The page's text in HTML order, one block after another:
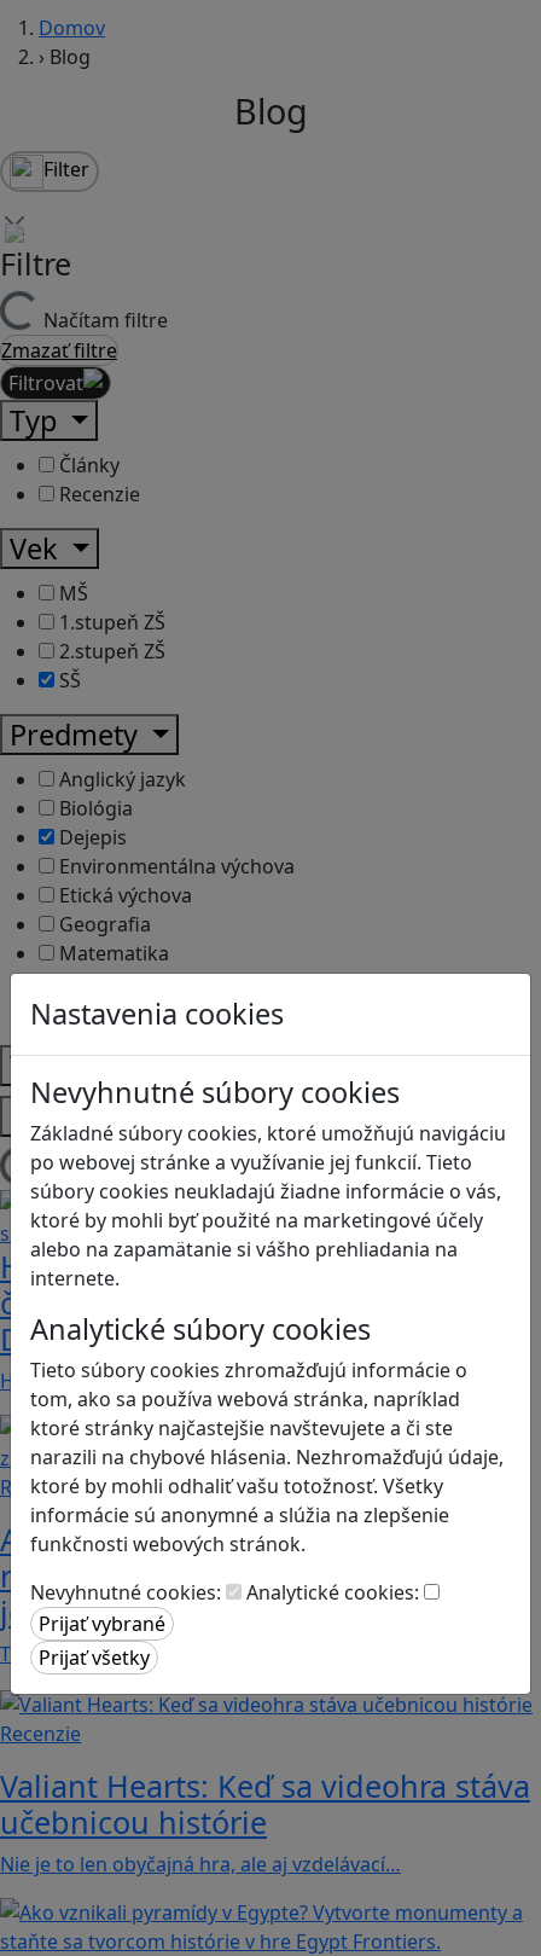
Nastavenia cookies
Nevyhnutné súbory cookies
Základné súbory cookies, ktoré umožňujú navigáciu
po webovej stránke a využívanie jej funkcií. Tieto
súbory cookies neukladajú žiadne informácie o vás,
ktoré by mohli byť použité na marketingové účely
alebo na zapamätanie si vášho prehliadania na
internete.
Analytické súbory cookies
Tieto súbory cookies zhromažďujú informácie o
tom, ako sa používa webová stránka, napríklad
ktoré stránky najčastejšie navštevujete a či ste
narazili na chybové hlásenia. Nezhromažďujú údaje,
ktoré by mohli odhaliť vašu totožnosť. Všetky
informácie sú anonymné a slúžia na zlepšenie
funkčnosti webových stránok.
Nevyhnutné cookies:
Analytické cookies:
Domov
› Blog
Blog
Filter
Filtre
Načítam filtre
Zmazať filtre
Filtrovať
Typ
Články
Recenzie
Vek
MŠ
1.stupeň ZŠ
2.stupeň ZŠ
SŠ
Predmety
Anglický jazyk
Biológia
Dejepis
Environmentálna výchova
Etická výchova
Geografia
Matematika
Občianska náuka
Vlastiveda
Témy
Platformy
Načítam blogy
Heritage Quest AR: Vráťte sa do
časov, keď Rímska ríša siahala až po
Dunaj
Heritage Quest AR je mobilná hra, ktorá ponúka…
Recenzie
Ako ovplyvnil komunistický režim
rodinné vzťahy? To zistíte v hre „Kto
je Helena?“.
Teta Helena je v rodine jedno veľké tabu a len…
Recenzie
Valiant Hearts: Keď sa videohra stáva
učebnicou histórie
Nie je to len obyčajná hra, ale aj vzdelávací…